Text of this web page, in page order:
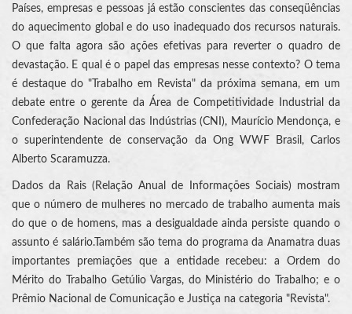
Países, empresas e pessoas já estão conscientes das conseqüências
do aquecimento global e do uso inadequado dos recursos naturais.
O que falta agora são ações efetivas para reverter o quadro de
devastação. E qual é o papel das empresas nesse contexto? O tema
é destaque do "Trabalho em Revista" da próxima semana, em um
debate entre o gerente da Área de Competitividade Industrial da
Confederação Nacional das Indústrias (CNI), Maurício Mendonça, e
o superintendente de conservação da Ong WWF Brasil, Carlos
Alberto Scaramuzza.
Dados da Rais (Relação Anual de Informações Sociais) mostram
que o número de mulheres no mercado de trabalho aumenta mais
do que o de homens, mas a desigualdade ainda persiste quando o
assunto é salário.Também são tema do programa da Anamatra duas
importantes premiações que a entidade recebeu: a Ordem do
Mérito do Trabalho Getúlio Vargas, do Ministério do Trabalho; e o
Prêmio Nacional de Comunicação e Justiça na categoria "Revista".